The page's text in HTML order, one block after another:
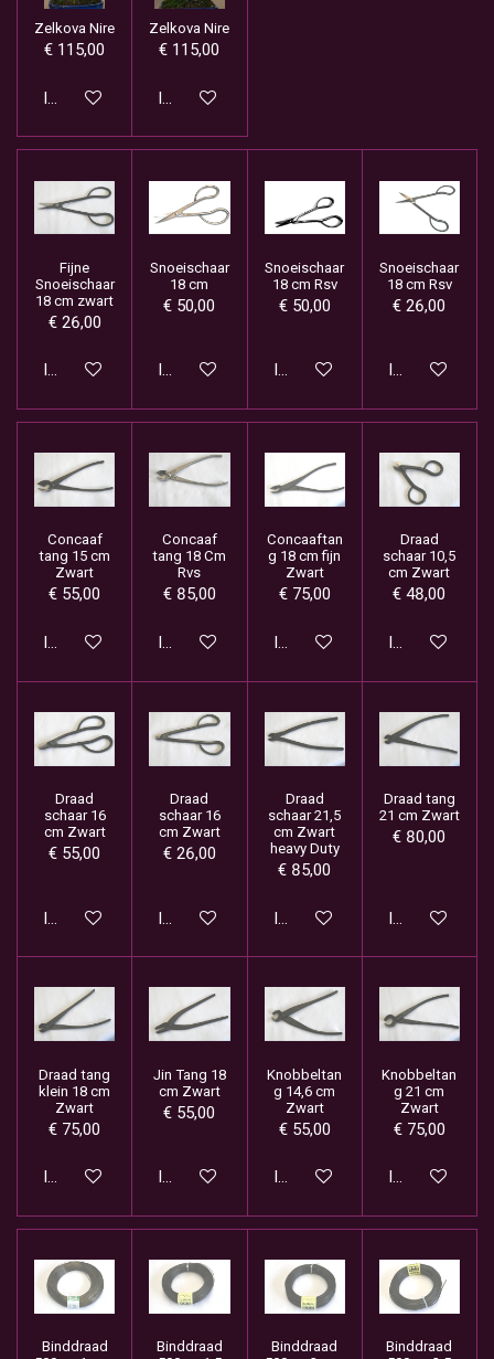
Zelkova Nire
€ 115,00
In winkelwagen
Zelkova Nire
€ 115,00
In winkelwagen
Fijne
Snoeischaar
18 cm zwart
€ 26,00
In winkelwagen
Snoeischaar
18 cm
€ 50,00
In winkelwagen
Snoeischaar
18 cm Rsv
€ 50,00
In winkelwagen
Snoeischaar
18 cm Rsv
€ 26,00
In
Concaaf
tang 15 cm
Zwart
€ 55,00
In winkelwagen
Concaaf
tang 18 Cm
Rvs
€ 85,00
In winkelwagen
Concaaftan
g 18 cm fijn
Zwart
€ 75,00
In winkelwagen
Draad
schaar 10,5
cm Zwart
€ 48,00
In
Draad
schaar 16
cm Zwart
€ 55,00
In winkelwagen
Draad
schaar 16
cm Zwart
€ 26,00
In winkelwagen
Draad
schaar 21,5
cm Zwart
heavy Duty
€ 85,00
In winkelwagen
Draad tang
21 cm Zwart
€ 80,00
In
Draad tang
klein 18 cm
Zwart
€ 75,00
In winkelwagen
Jin Tang 18
cm Zwart
€ 55,00
In winkelwagen
Knobbeltan
g 14,6 cm
Zwart
€ 55,00
In winkelwagen
Knobbeltan
g 21 cm
Zwart
€ 75,00
In
Binddraad
Binddraad
Binddraad
Binddraad